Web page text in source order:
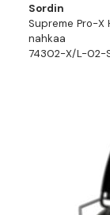
Sordin
Supreme Pro-X
nahkaa
74302-X/L-02-